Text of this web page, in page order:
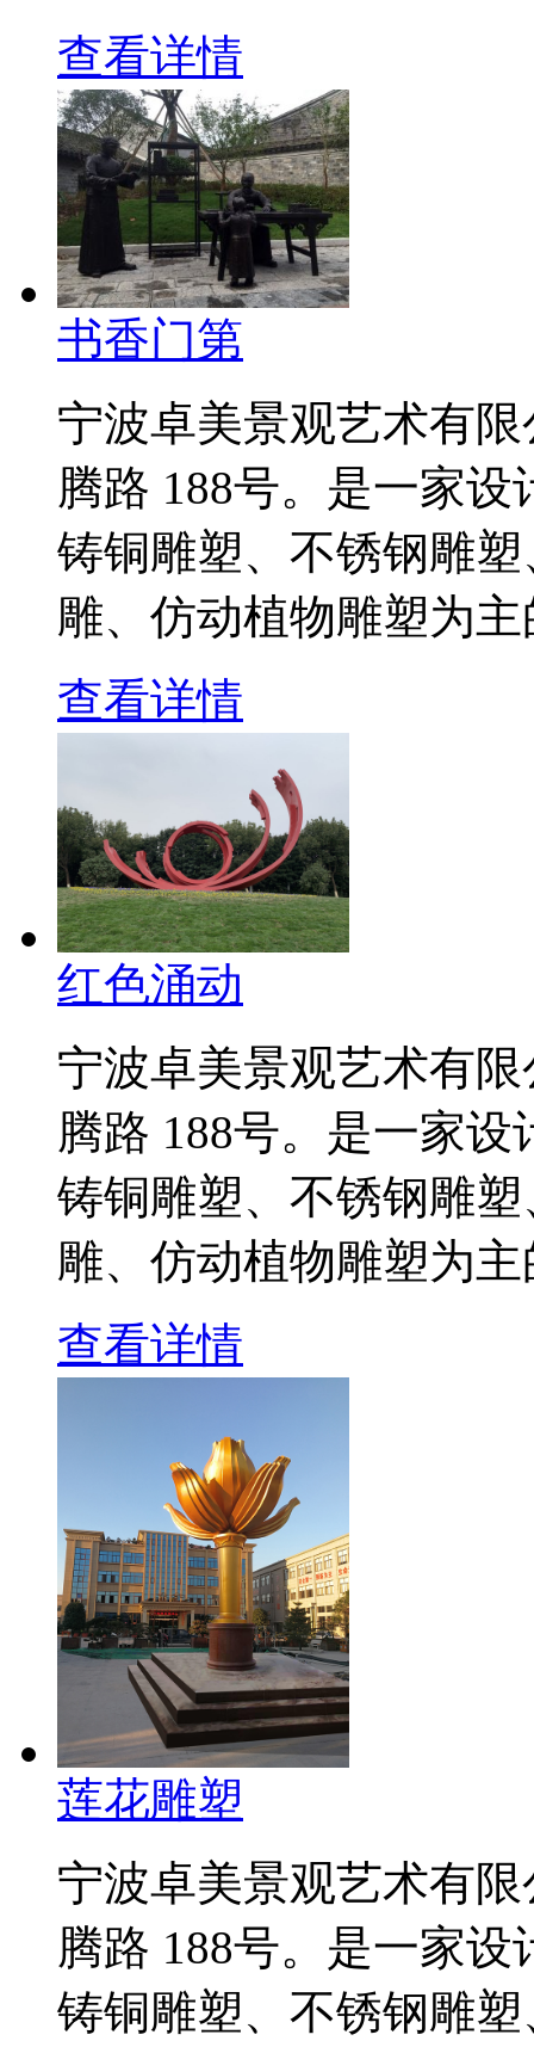
查看详情
书香门第
宁波卓美景观艺术有
腾路 188号。是一家
铸铜雕塑、不锈钢雕
雕、仿动植物雕塑为
查看详情
红色涌动
宁波卓美景观艺术有
腾路 188号。是一家
铸铜雕塑、不锈钢雕
雕、仿动植物雕塑为
查看详情
莲花雕塑
宁波卓美景观艺术有
腾路 188号。是一家
铸铜雕塑、不锈钢雕